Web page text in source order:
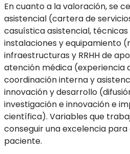
En cuanto a la valoración, se
asistencial (cartera de
casuística asistencial,
instalaciones y equipamiento
infraestructuras y RRHH de
atención médica (experiencia
coordinación interna y
innovación y desarrollo
investigación e innovación e
científica). Variables que
conseguir una excelencia
paciente.